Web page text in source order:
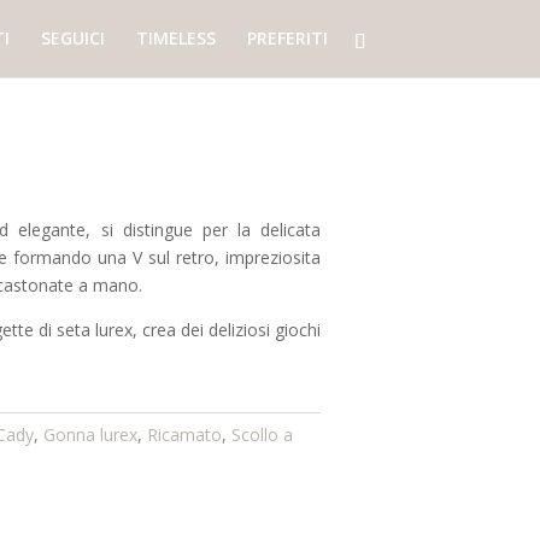
SEGUICI TIMELESS PREFERITI
elegante, si distingue per la delicata
formando una V sul retro, impreziosita
a mano.
di seta lurex, crea dei deliziosi giochi
, Gonna lurex, Ricamato, Scollo a